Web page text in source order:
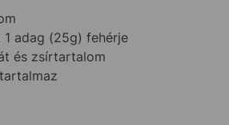
adag (25g) fehérje
és zsírtartalom